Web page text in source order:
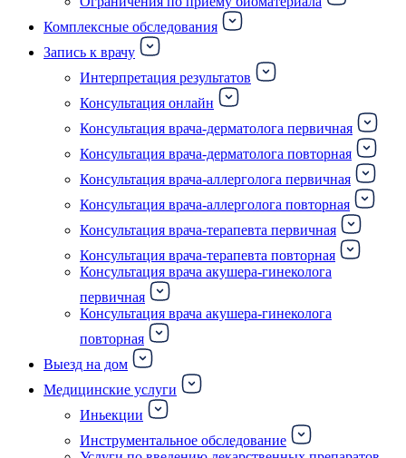
Комплексные обследования
Запись к врачу
Интерпретация результатов
Консультация онлайн
Консультация врача-дерматолога первичная
Консультация врача-дерматолога повторная
Консультация врача-аллерголога первичная
Консультация врача-аллерголога повторная
Консультация врача-терапевта первичная
Консультация врача-терапевта повторная
Консультация врача акушера-гинеколога
первичная
Консультация врача акушера-гинеколога
повторная
Выезд на дом
Медицинские услуги
Иньекции
Инструментальное обследование